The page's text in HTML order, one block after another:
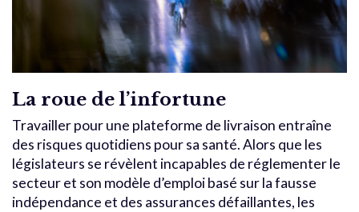
La roue de l’infortune
Travailler pour une plateforme de livraison entraîne
des risques quotidiens pour sa santé. Alors que les
législateurs se révèlent incapables de réglementer le
secteur et son modèle d’emploi basé sur la fausse
indépendance et des assurances défaillantes, les